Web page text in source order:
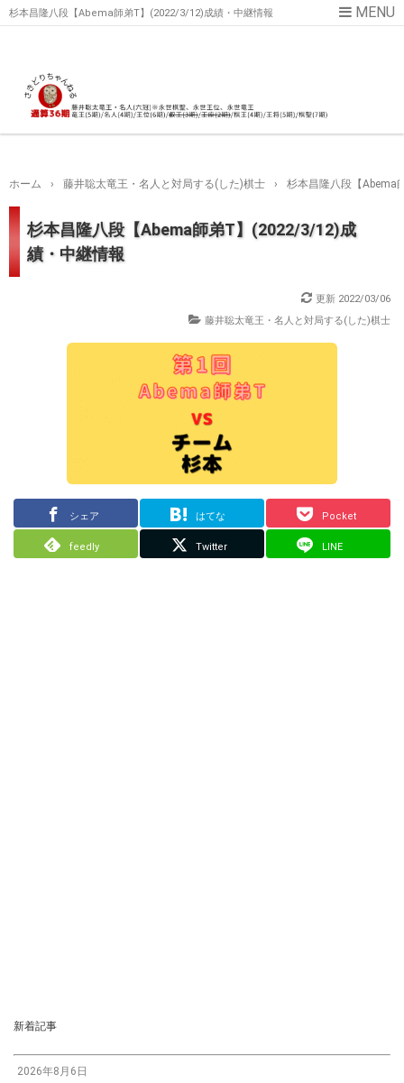
杉本昌隆八段【Abema師弟T】(2022/3/12)成績・中継情報
ホーム › 藤井聡太竜王・名人と対局する(した)棋士 › 杉本昌隆八段【Abema
杉本昌隆八段【Abema師弟T】(2022/3/12)成
績・中継情報
更新 2022/03/06
藤井聡太竜王・名人と対局する(した)棋士
シェア はてな Pocket
feedly Twitter LINE
新着記事
2026年8月6日